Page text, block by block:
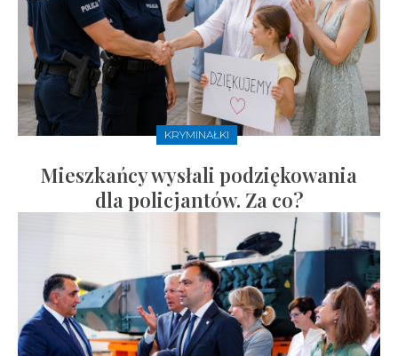
KRYMINAŁKI
Mieszkańcy wysłali podziękowania
dla policjantów. Za co?